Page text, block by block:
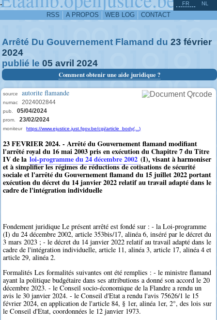
-
RSS A PROPOS WEB LOG CONTACT
FR NL
Arrêté Du Gouvernement Flamand du 23 février
2024
publié le 05 avril 2024
Comment obtenir une aide juridique ?
source autorite flamande
numac 2024002844
pub. 05/04/2024
prom. 23/02/2024
moniteur https://www.ejustice.just.fgov.be/cgi/article_body(...)
23 FEVRIER 2024. - Arrêté du Gouvernement flamand modifiant
l'arrêté royal du 16 mai 2003 pris en exécution du Chapitre 7 du Titre
IV de la loi-programme du 24 décembre 2002 (I), visant à harmoniser
et à simplifier les régimes de réductions de cotisations de sécurité
sociale et l'arrêté du Gouvernement flamand du 15 juillet 2022 portant
exécution du décret du 14 janvier 2022 relatif au travail adapté dans le
cadre de l'intégration individuelle
Fondement juridique Le présent arrêté est fondé sur : - la Loi-programme
(I) du 24 décembre 2002, article 353bis/17, alinéa 6, inséré par le décret du
3 mars 2023 ; - le décret du 14 janvier 2022 relatif au travail adapté dans le
cadre de l'intégration individuelle, article 11, alinéa 3, article 17, alinéa 4 et
article 29, alinéa 2.
Formalités Les formalités suivantes ont été remplies : - le ministre flamand
ayant la politique budgétaire dans ses attributions a donné son accord le 20
décembre 2023. - le Conseil socio-économique de la Flandre a rendu un
avis le 30 janvier 2024. - le Conseil d'Etat a rendu l'avis 75626/1 le 15
février 2024, en application de l'article 84, § 1er, alinéa 1er, 2°, des lois sur
le Conseil d'Etat, coordonnées le 12 janvier 1973.
^